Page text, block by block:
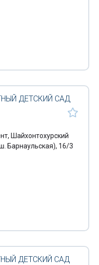
ДЕТСКИЙ САД
Шайхонтохурский
Барнаульская), 16/3
ДЕТСКИЙ САД